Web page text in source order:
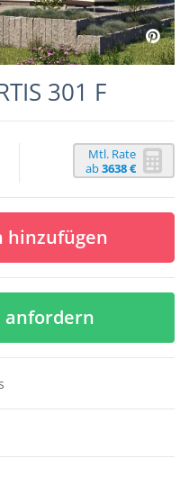
301 F
Mtl. Rate
ab3638 €
hinzufügen